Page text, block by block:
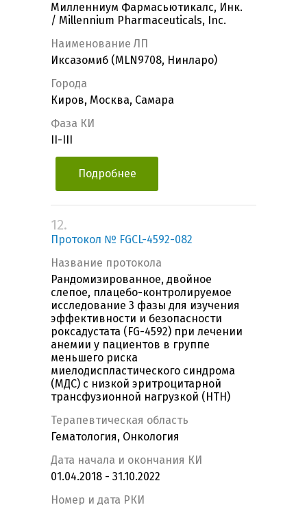
Милленниум Фармасьютикалс, Инк.
/ Millennium Pharmaceuticals, Inc.
Наименование ЛП
Иксазомиб (MLN9708, Нинларо)
Города
Киров, Москва, Самара
Фаза КИ
II-III
Подробнее
12.
Протокол № FGCL-4592-082
Название протокола
Рандомизированное, двойное
слепое, плацебо-контролируемое
исследование 3 фазы для изучения
эффективности и безопасности
роксадустата (FG-4592) при лечении
анемии у пациентов в группе
меньшего риска
миелодиспластического синдрома
(МДС) с низкой эритроцитарной
трансфузионной нагрузкой (НТН)
Терапевтическая область
Гематология, Онкология
Дата начала и окончания КИ
01.04.2018 - 31.10.2022
Номер и дата РКИ